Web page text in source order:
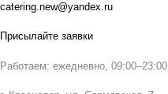
catering.new@yandex.ru
Присылайте заявки
Работаем: ежедневно, 09:00–23:00